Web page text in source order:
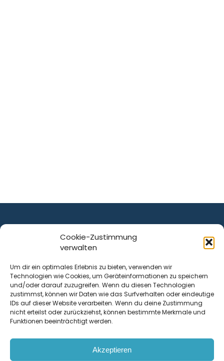
Cookie-Zustimmung
verwalten
Um dir ein optimales Erlebnis zu bieten, verwenden wir
Technologien wie Cookies, um Geräteinformationen zu speichern
und/oder darauf zuzugreifen. Wenn du diesen Technologien
zustimmst, können wir Daten wie das Surfverhalten oder eindeutige
IDs auf dieser Website verarbeiten. Wenn du deine Zustimmung
nicht erteilst oder zurückziehst, können bestimmte Merkmale und
Funktionen beeinträchtigt werden.
Akzeptieren
ist ein Service von
Krenn Real GmbH
Tischlerstraße 12
4050Traun| Österreich
Kontakt